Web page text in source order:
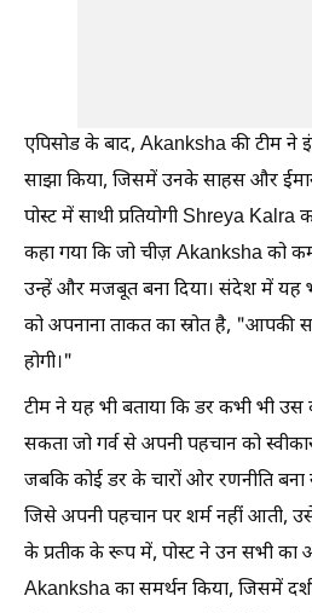
एपिसोड के बाद, Akanksha की टीम ने
साझा किया, जिसमें उनके साहस और
पोस्ट में साथी प्रतियोगी Shreya Kalra
कहा गया कि जो चीज़ Akanksha को
उन्हें और मजबूत बना दिया। संदेश में यह
को अपनाना ताकत का स्रोत है, "आपकी
होगी।"
टीम ने यह भी बताया कि डर कभी भी उस
सकता जो गर्व से अपनी पहचान को
जबकि कोई डर के चारों ओर रणनीति
जिसे अपनी पहचान पर शर्म नहीं आती,
के प्रतीक के रूप में, पोस्ट ने उन सभी का
Akanksha का समर्थन किया, जिसमें